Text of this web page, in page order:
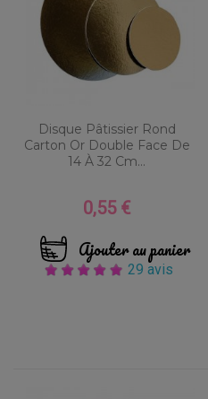
Disque Pâtissier Rond
Carton Or Double Face De
14 À 32 Cm...
Prix
0,55 €
Ajouter au panier
29 avis